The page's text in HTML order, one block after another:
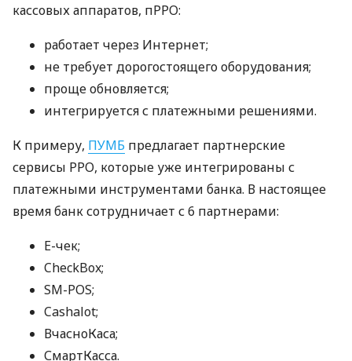
кассовых аппаратов, пРРО:
работает через Интернет;
не требует дорогостоящего оборудования;
проще обновляется;
интегрируется с платежными решениями.
К примеру, ПУМБ предлагает партнерские
сервисы РРО, которые уже интегрированы с
платежными инструментами банка. В настоящее
время банк сотрудничает с 6 партнерами:
E-чек;
CheckBox;
SM-POS;
Cashalot;
ВчасноКаса;
СмартКасса.